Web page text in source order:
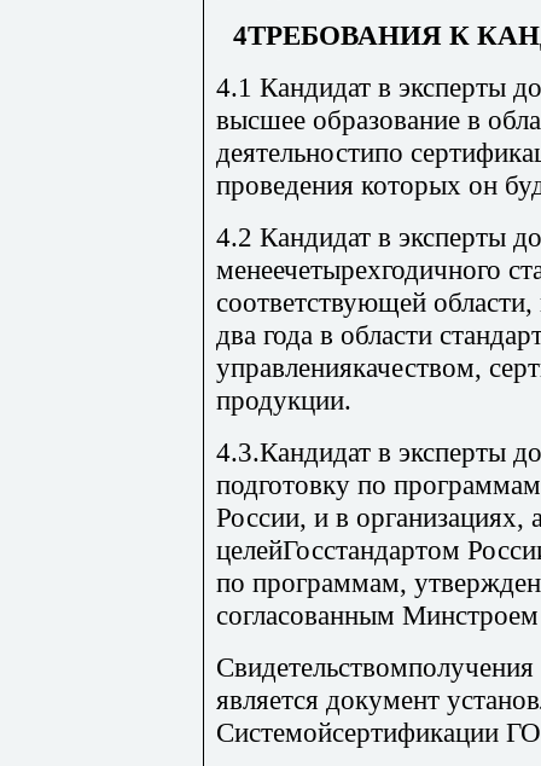
4ТРЕБОВАНИЯ К
4.1 Кандидат в эксперты
высшее образование в
деятельностипо
проведения которых он
4.2 Кандидат в эксперты
менеечетырехгодичного
соответствующей
два года в области
управлениякачеством,
продукции.
4.3.Кандидат в эксперты
подготовку по
России, и в организациях,
целейГосстандартом
по программам,
согласованным
является документ
Системойсертификации